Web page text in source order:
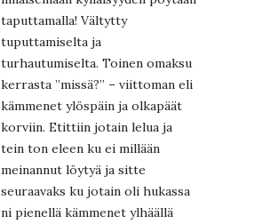
taputtamalla! Vältytty
tuputtamiselta ja
turhautumiselta. Toinen omaksu
kerrasta ”missä?” – viittoman eli
kämmenet ylöspäin ja olkapäät
korviin. Etittiin jotain lelua ja
tein ton eleen ku ei millään
meinannut löytyä ja sitte
seuraavaks ku jotain oli hukassa
ni pienellä kämmenet ylhäällä